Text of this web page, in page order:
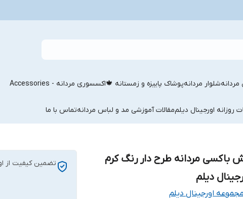
مردانهشلوار مردانهپوشاک پاییزه و زمستانه 🍁اکسسوری مردانه - Accessories
روزانه اورجینال دیلممقالات آموزشی مد و لباس مردانهتماس با ما
باکسی مردانه طرح دار رنگ کرم
اورجینال دیلم
تضمین کیفیت از